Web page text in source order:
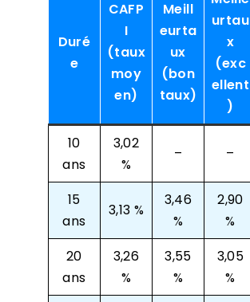
Duré
e
CAFP
I
(taux
moy
en)
Meill
eurta
ux
(bon
taux)
urtau
x
(exc
ellent
)
10
ans
3,02
%
– –
15
ans
3,13 %
3,46
%
2,90
%
20
ans
3,26
%
3,55
%
3,05
%